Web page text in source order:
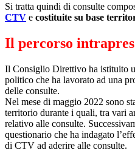
Si tratta quindi di consulte
CTV e costituite su base
Il percorso
Il Consiglio Direttivo ha istituito
politico che ha lavorato ad una
delle consulte.
Nel mese di maggio 2022 sono
territorio durante i quali, tra vari
relativo alle consulte.
questionario che ha indagato
di CTV ad aderire alle consulte.